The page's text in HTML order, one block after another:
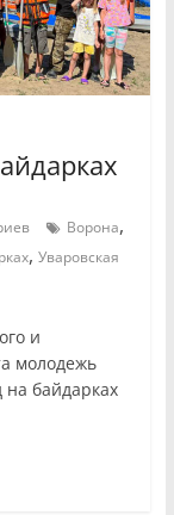
Ворона,
, Уваровская
и
молодежь
байдарках